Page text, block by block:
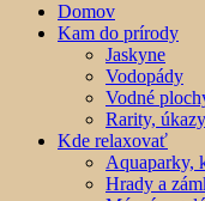
Domov
Kam do prírody
Jaskyne
Vodopády
Vodné
Rarity, úkazy
Kde relaxovať
Aquaparky,
Hrady a